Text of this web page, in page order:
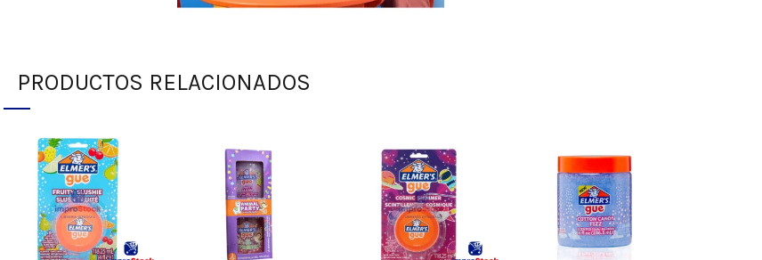
326576
Categoría:Slime elmers
Compartir
PRODUCTOS RELACIONADOS